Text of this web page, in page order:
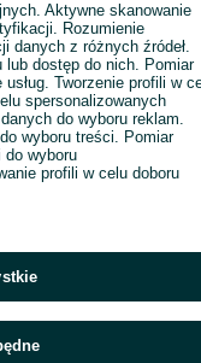
Aktywne skanowanie
Rozumienie
danych z różnych źródeł.
lub dostęp do nich. Pomiar
Tworzenie profili w
spersonalizowanych
do wyboru reklam.
wyboru treści. Pomiar
wyboru
profili w celu doboru